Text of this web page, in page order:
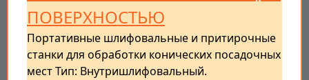
ПОВЕРХНОСТЬЮ
Портативные шлифовальные и притирочные
станки для обработки конических посадочных
мест Тип: Внутришлифовальный.